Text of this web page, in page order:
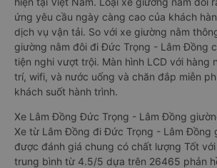
ứng yêu cầu ngày càng cao của khách
dịch vụ vận tải. So với xe giường nằm
giường nằm đôi đi Đức Trọng - Lâm Đồng
tiện nghi vượt trội. Màn hình LCD với hàng
trí, wifi, và nước uống và chăn đắp miễn
khách suốt hành trình.
Xe Lâm Đồng Đức Trọng - Lâm Đồng
Xe từ Lâm Đồng đi Đức Trọng - Lâm Đồng
được đánh giá chung có chất lượng Tốt
trung bình từ 4.5/5 dựa trên 26465 phản